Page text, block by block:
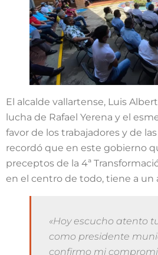
El alcalde vallartense, Luis
lucha de Rafael Yerena y el
favor de los trabajadores y de las
recordó que en este gobierno
preceptos de la 4ª
en el centro de todo, tiene a un
«Hoy escucho atento
como presidente
confirmo mi